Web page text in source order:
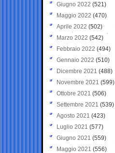
Giugno 2022 (521)
Maggio 2022 (470)
Aprile 2022 (502)
Marzo 2022 (542)
Febbraio 2022 (494)
Gennaio 2022 (510)
Dicembre 2021 (488)
Novembre 2021 (599)
Ottobre 2021 (506)
Settembre 2021 (539)
Agosto 2021 (423)
Luglio 2021 (577)
Giugno 2021(559)
Maggio 2021 (556)